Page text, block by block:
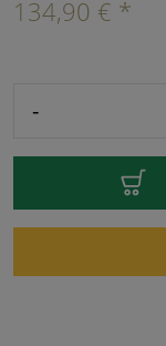
134,90 € *
-